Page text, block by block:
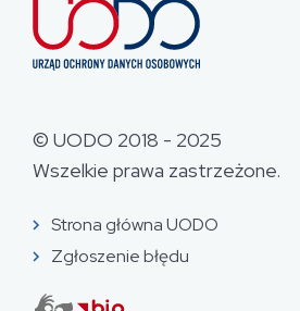
© UODO 2018 - 2025
Wszelkie prawa zastrzeżone.
Strona główna UODO
Zgłoszenie błędu